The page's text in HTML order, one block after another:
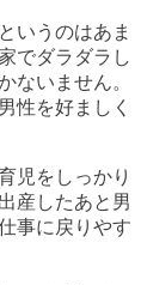
いうのはあま
でダラダラし
ないません。
性を好ましく
児をしっかり
産したあと男
事に戻りやす